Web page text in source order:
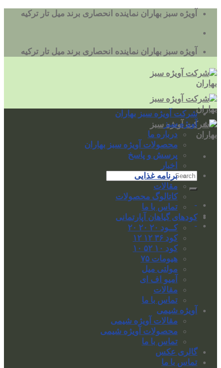
بروید
آویژه سبز بهاران نماینده انحصاری برند میل تار ترکیه
آویژه سبز بهاران نماینده انحصاری برند میل تار ترکیه
-
-
شرکت آویژه سبز بهاران
آویژه سبز
درباره ما
محصولات آویژه سبز بهاران
پرسش و پاسخ
اخبار
برنامه غذایی
مقالات
کاتالوگ محصولات
تماس با ما
کودهای گیاهان آپارتمانی
کــود ۲۰ ۲۰ ۲۰
کود ۳۶ ۱۲ ۱۲
کود ۱۰ ۵۲ ۱۰
هیومات ۷۵
مولتی میل
آمیو اف ای
مقالات
تماس با ما
آویژه شیمی
مقالات آویژه شیمی
محصولات آویژه شیمی
تماس با ما
گالری عکس
تماس با ما